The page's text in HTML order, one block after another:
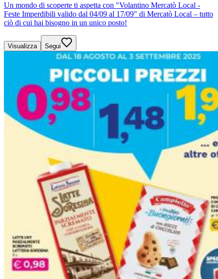
Un mondo di scoperte ti aspetta con "Volantino Mercatò Local -
Feste Imperdibili valido dal 04/09 al 17/09" di Mercatò Local – tutto
ciò di cui hai bisogno in un unico posto!
Visualizza Segui